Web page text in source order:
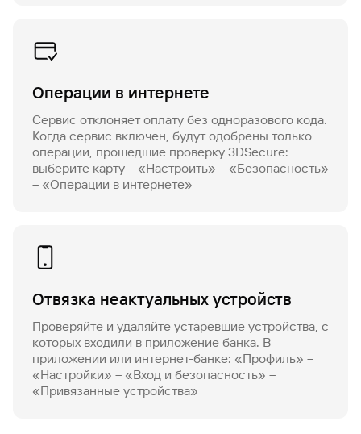
Операции в интернете
Сервис отклоняет оплату без одноразового кода.
Когда сервис включен, будут одобрены только
операции, прошедшие проверку 3DSecure:
выберите карту – «Настроить» – «Безопасность»
– «Операции в интернете»
Отвязка неактуальных устройств
Проверяйте и удаляйте устаревшие устройства, с
которых входили в приложение банка. В
приложении или интернет-банке: «Профиль» –
«Настройки» – «Вход и безопасность» –
«Привязанные устройства»